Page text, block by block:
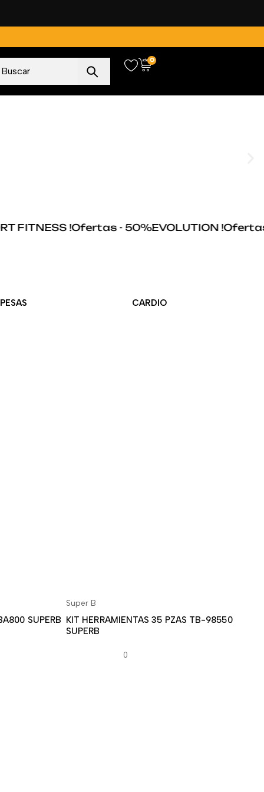
0
FITNESS !Ofertas - 50%EVOLUTION !Ofertas -
PESAS CARDIO
SUPERB
Super B
KIT HERRAMIENTAS 35 PZAS TB-98550
SUPERB
0